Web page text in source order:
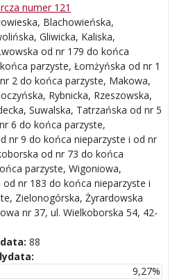
numer 121
Blachowieńska,
Gliwicka, Kaliska,
od nr 179 do końca
parzyste, Łomżyńska od nr 1
2 do końca parzyste, Makowa,
Rybnicka, Rzeszowska,
Suwalska, Tatrzańska od nr 5
6 do końca parzyste,
nr 9 do końca nieparzyste i od nr
od nr 73 do końca
parzyste, Wigoniowa,
od nr 183 do końca nieparzyste i
Zielonogórska, Żyrardowska
nr 37, ul. Wielkoborska 54, 42-
88
9,27%